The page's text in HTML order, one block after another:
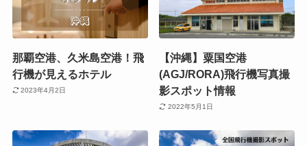
那覇空港、久米島空港！飛
行機が見えるホテル
2023年4月2日
【沖縄】粟国空港
(AGJ/RORA)飛行機写真撮
影スポット情報
2022年5月1日